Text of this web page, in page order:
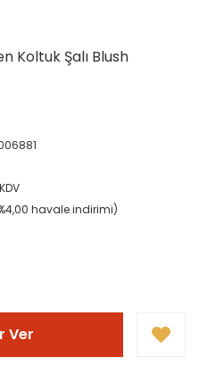
Koltuk Şalı Blush
havale indirimi)
Ver